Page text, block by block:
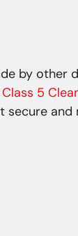
by other
Class 5
secure